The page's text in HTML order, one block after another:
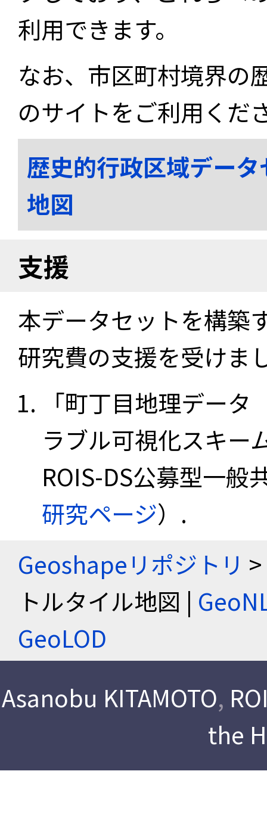
利用できます。
なお、市区町村境界の
のサイトをご利用くだ
歴史的行政区域デー
地図
支援
本データセットを構築
研究費の支援を受けま
「町丁目地理デー
ラブル可視化スキー
ROIS-DS公募型一般
研究ページ）.
Geoshapeリポジトリ
トルタイル地図 |
GeoLOD
Asanobu KITAMOTO,
the